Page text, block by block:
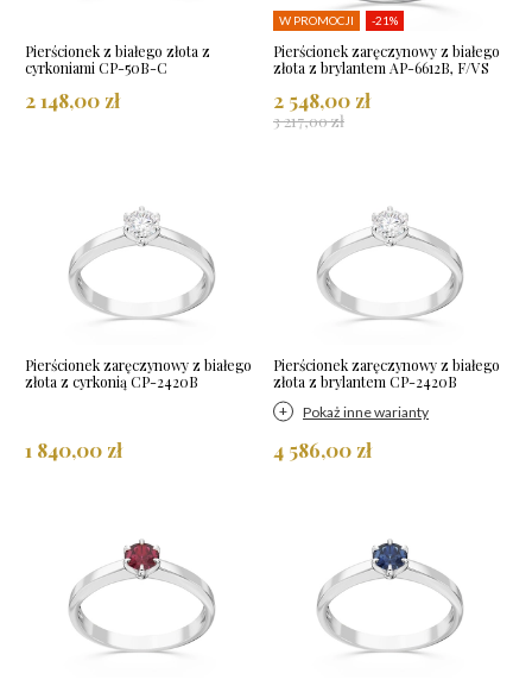
Pierścionek z białego złota z
cyrkoniami CP-50B-C
2 148,00 zł
W PROMOCJI -21%
Pierścionek zaręczynowy z białego
złota z brylantem AP-6612B, F/VS
2 548,00 zł
3 217,00 zł
Pierścionek zaręczynowy z białego
złota z cyrkonią CP-2420B
1 840,00 zł
Pierścionek zaręczynowy z białego
złota z brylantem CP-2420B
Pokaż inne warianty
4 586,00 zł